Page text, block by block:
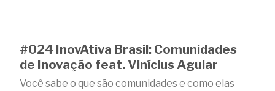
#024 InovAtiva Brasil: Comunidades
de Inovação feat. Vinícius Aguiar
Você sabe o que são comunidades e como elas